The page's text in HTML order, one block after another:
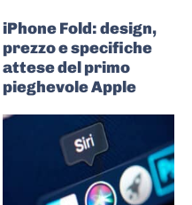
iPhone Fold: design,
prezzo e specifiche
attese del primo
pieghevole Apple